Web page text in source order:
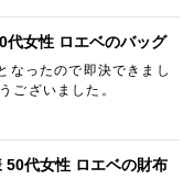
代女性 ロエベのバッグ
なったので即決できまし
ございました。
50代女性 ロエベの財布